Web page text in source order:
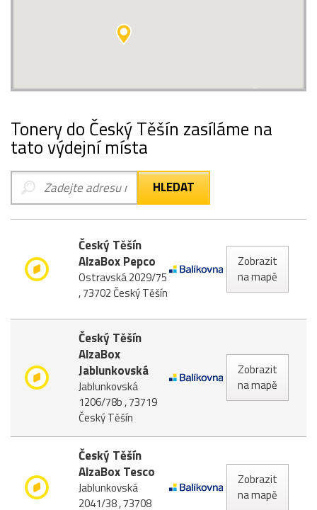
Tonery do Český Těšín zasíláme na
tato výdejní místa
Český Těšín
AlzaBox Pepco
Ostravská 2029/75
, 73702 Český Těšín
Zobrazit
na mapě
Český Těšín
AlzaBox
Jablunkovská
Jablunkovská
1206/78b , 73719
Český Těšín
Zobrazit
na mapě
Český Těšín
AlzaBox Tesco
Jablunkovská
2041/38 , 73708
Zobrazit
na mapě